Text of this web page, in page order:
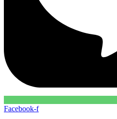
Facebook-f